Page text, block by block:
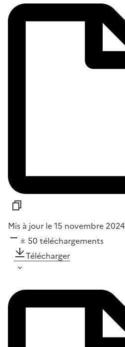
Mis à jour le 15 novembre 2024
50 téléchargements
Télécharger